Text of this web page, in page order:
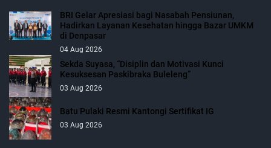
BRI Gelar Apresiasi bagi Nasabah Pensiunan,
Hadirkan Layanan Kesehatan hingga Bazar UMKM
di Denpasar
04 Aug 2026
Sekda Suyasa, “Disiplin dan Motivasi Kunci
Kesuksesan Paskibraka Buleleng”
03 Aug 2026
Batu Pulaki Resmi Kantongi Sertifikat IG
03 Aug 2026